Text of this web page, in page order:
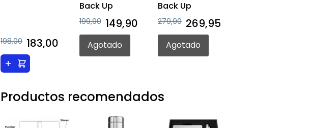
198,00 183,00
+
Back Up
199,90 149,90
Agotado
Back Up
279,90 269,95
Agotado
Productos recomendados